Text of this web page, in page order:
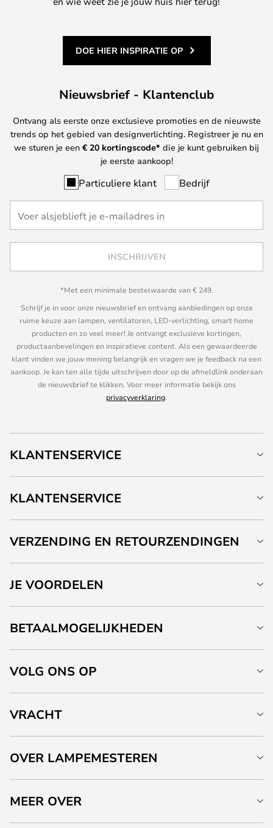
DOE HIER INSPIRATIE OP
Nieuwsbrief - Klantenclub
Ontvang als eerste onze exclusieve promoties en de nieuwste
trends op het gebied van designverlichting. Registreer je nu en
we sturen je een € 20 kortingscode* die je kunt gebruiken bij
je eerste aankoop!
Particuliere klant Bedrijf
INSCHRIJVEN
*Met een minimale bestelwaarde van € 249.
Schrijf je in voor onze nieuwsbrief en ontvang aanbiedingen op onze
ruime keuze aan lampen, ventilatoren, LED-verlichting, smart home
producten en zo veel meer! Je ontvangt exclusieve kortingen,
productaanbevelingen en inspiratieve content. Als een gewaardeerde
klant vinden we jouw mening belangrijk en vragen we je feedback na een
aankoop. Je kan ten alle tijde uitschrijven door op de afmeldlink onderaan
de nieuwsbrief te klikken. Voor meer informatie bekijk ons
privacyverklaring.
KLANTENSERVICE
KLANTENSERVICE
VERZENDING EN RETOURZENDINGEN
JE VOORDELEN
BETAALMOGELIJKHEDEN
VOLG ONS OP
VRACHT
OVER LAMPEMESTEREN
MEER OVER